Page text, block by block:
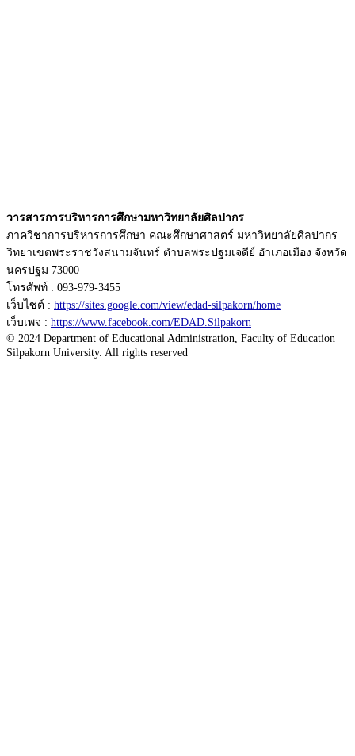
วารสารการบริหารการศึกษามหาวิทยาลัยศิลปากร
ภาควิชาการบริหารการศึกษา คณะศึกษาศาสตร์ มหาวิทยาลัยศิลปากร
วิทยาเขตพระราชวังสนามจันทร์ ตำบลพระปฐมเจดีย์ อำเภอเมือง จังหวัด
นครปฐม 73000
โทรศัพท์ : 093-979-3455
เว็บไซต์ : https://sites.google.com/view/edad-silpakorn/home
เว็บเพจ : https://www.facebook.com/EDAD.Silpakorn
© 2024 Department of Educational Administration, Faculty of Education
Silpakorn University. All rights reserved